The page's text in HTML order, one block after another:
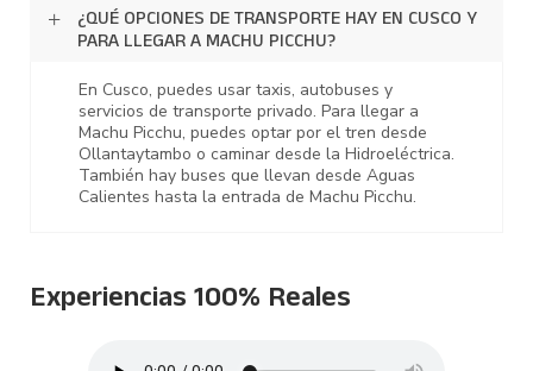
¿QUÉ OPCIONES DE TRANSPORTE HAY EN CUSCO Y
PARA LLEGAR A MACHU PICCHU?
En Cusco, puedes usar taxis, autobuses y
servicios de transporte privado. Para llegar a
Machu Picchu, puedes optar por el tren desde
Ollantaytambo o caminar desde la Hidroeléctrica.
También hay buses que llevan desde Aguas
Calientes hasta la entrada de Machu Picchu.
Experiencias 100% Reales